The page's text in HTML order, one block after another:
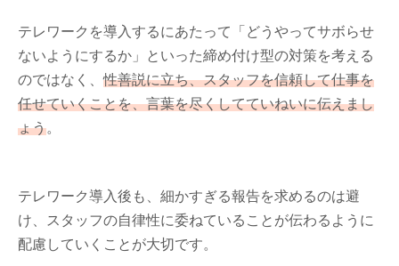
テレワークを導入するにあたって「どうやってサボらせ
ないようにするか」といった締め付け型の対策を考える
のではなく、性善説に立ち、スタッフを信頼して仕事を
任せていくことを、言葉を尽くしてていねいに伝えまし
ょう。
テレワーク導入後も、細かすぎる報告を求めるのは避
け、スタッフの自律性に委ねていることが伝わるように
配慮していくことが大切です。